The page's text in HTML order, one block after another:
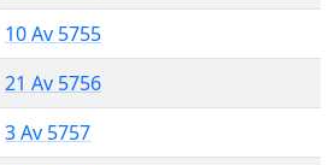
10 Av 5755
21 Av 5756
3 Av 5757